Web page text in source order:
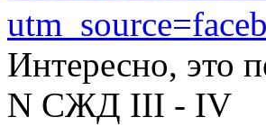
Интересно, это
N СЖД III - IV